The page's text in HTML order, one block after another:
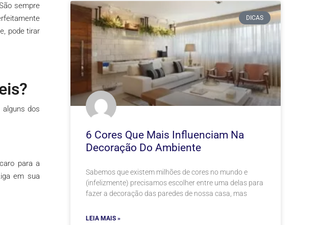
sempre
pode tirar
dos
para a
em sua
DICAS
6 Cores Que Mais Influenciam Na
Decoração Do Ambiente
Sabemos que existem milhões de cores no mundo e
(infelizmente) precisamos escolher entre uma delas para
fazer a decoração das paredes de nossa casa, mas
LEIA MAIS »